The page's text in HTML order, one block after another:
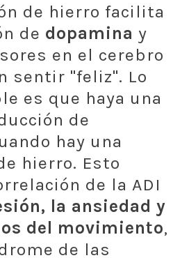
de hierro facilita
de dopamina y
en el cerebro
sentir "feliz". Lo
es que haya una
de
hay una
hierro. Esto
de la ADI
la ansiedad y
del movimiento,
de las